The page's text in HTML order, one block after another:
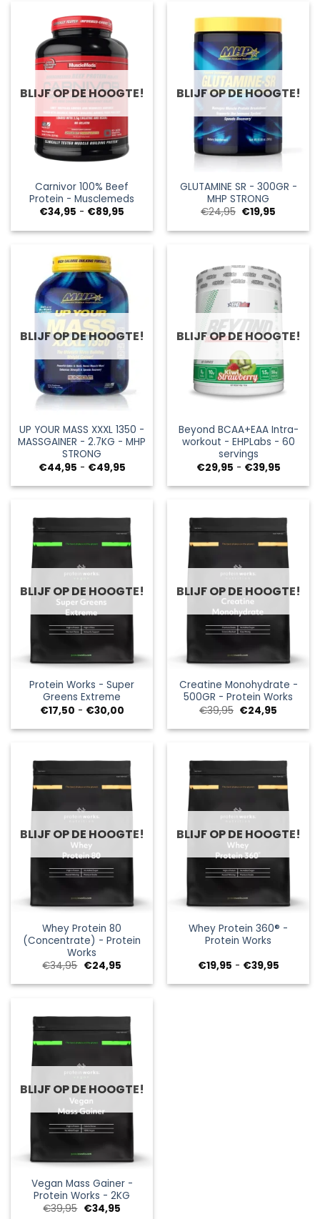
BLIJF OP DE HOOGTE!
Carnivor 100% Beef
Protein - Musclemeds
€34,95 - €89,95
tot
BLIJF OP DE HOOGTE!
GLUTAMINE SR - 300GR -
MHP STRONG
€24,95 Oorspronkelijke
prijs
was:
€19,95
is:
BLIJF OP DE HOOGTE!
UP YOUR MASS XXXL 1350 -
MASSGAINER - 2.7KG - MHP
STRONG
€44,95 - €49,95Prijsklasse:
tot
BLIJF OP DE HOOGTE!
Beyond BCAA+EAA Intra-
workout - EHPLabs - 60
servings
€29,95 - €39,95
tot
BLIJF OP DE HOOGTE!
Protein Works - Super
Greens Extreme
€17,50 - €30,00Prijsklasse:
tot
BLIJF OP DE HOOGTE!
Creatine Monohydrate -
500GR - Protein Works
€39,95 Oorspronkelijke
was:
€24,95
is:
BLIJF OP DE HOOGTE!
Whey Protein 80
(Concentrate) - Protein
Works
€34,95 Oorspronkelijke
was:
€24,95Huidige
is:
BLIJF OP DE HOOGTE!
Whey Protein 360® -
Protein Works
€19,95 - €39,95
tot
BLIJF OP DE HOOGTE!
Vegan Mass Gainer -
Protein Works - 2KG
€39,95 Oorspronkelijke
€34,95Huidige